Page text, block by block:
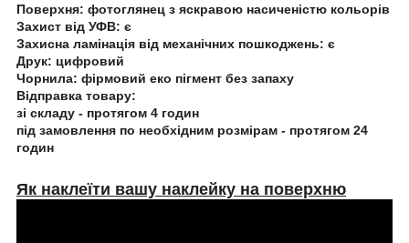
Поверхня: фотоглянец з яскравою насиченістю кольорів
Захист від УФВ: є
Захисна ламінація від механічних пошкоджень: є
Друк: цифровий
Чорнила: фірмовий еко пігмент без запаху
Відправка товару:
зі складу - протягом 4 годин
під замовлення по необхідним розмірам - протягом 24
годин
Як наклеїти вашу наклейку на поверхню